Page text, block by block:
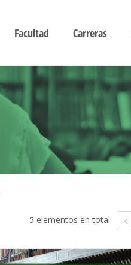
Facultad Carreras
5 elementos en total: